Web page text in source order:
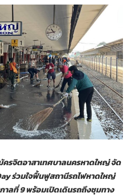
ครจิตอาสาเทศบาลนครหาดใหญ่ จัด
ร่วมใจฟื้นฟูสถานีรถไฟหาดใหญ่
าลที่ 9 พร้อมเปิดเดินรถถึงชุมทาง